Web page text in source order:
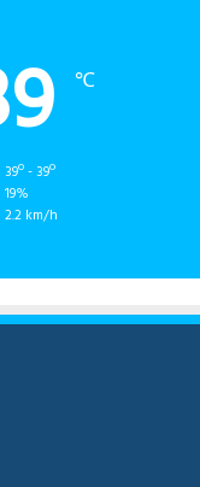
℃
39º - 39º
19%
2.2 km/h